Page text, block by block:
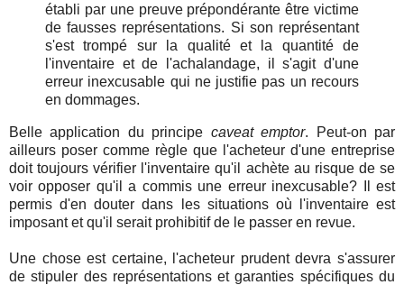
établi par une preuve prépondérante être victime
de fausses représentations. Si son représentant
s'est trompé sur la qualité et la quantité de
l'inventaire et de l'achalandage, il s'agit d'une
erreur inexcusable qui ne justifie pas un recours
en dommages.
Belle application du principe caveat emptor. Peut-on par
ailleurs poser comme règle que l'acheteur d'une entreprise
doit toujours vérifier l'inventaire qu'il achète au risque de se
voir opposer qu'il a commis une erreur inexcusable? Il est
permis d'en douter dans les situations où l'inventaire est
imposant et qu'il serait prohibitif de le passer en revue.
Une chose est certaine, l'acheteur prudent devra s'assurer
de stipuler des représentations et garanties spécifiques du